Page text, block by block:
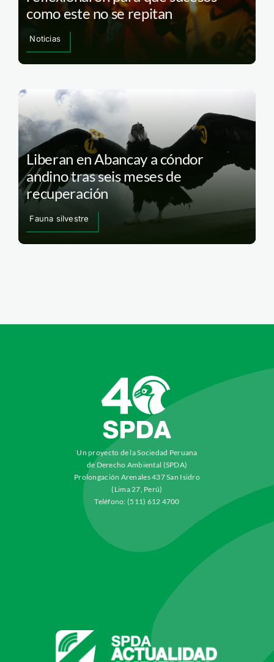
como este no se repitan
Noticias
Liberan en Abancay a cóndor
andino tras seis meses de
recuperación
Fauna silvestre
Un proyecto de la Sociedad Peruana
de Derecho Ambiental (SPDA)
Prolongación Arenales 437 San Isidro
(Lima 27, Perú)
Teléfono: (511) 612 4700